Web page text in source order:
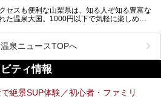
セスも便利な山梨県は、知る人ぞ知る豊富な
た温泉大国。1000円以下で気軽に楽しめ
季節に嬉しい、じんわりと体の芯まで温ま
富なのも魅力。今回は、湯質も抜群で心ゆく
できる山梨のお得な日帰り温泉を、実際体験
紹介します。
～39℃程度の体温に近いぬるめ温泉のこ
泉ニュースTOPへ
ティ情報
絶景SUP体験／初心者・ファミリ